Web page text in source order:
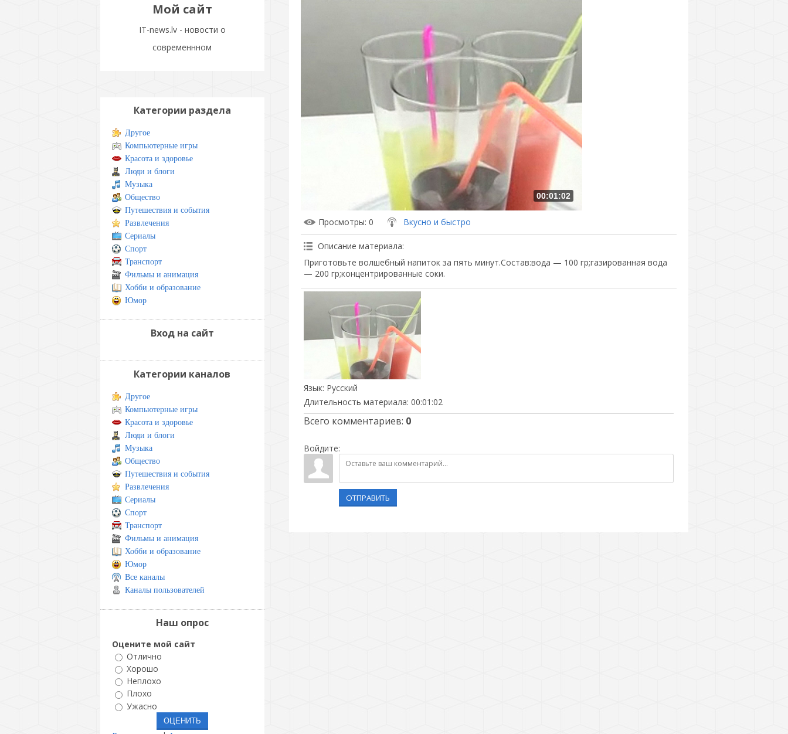
Мой сайт
IT-news.lv - новости о
современнном
00:01:02
Просмотры: 0 Вкусно и быстро
Описание материала:
Приготовьте волшебный напиток за пять минут.Состав:вода — 100 гр;газированная вода
— 200 гр;концентрированные соки.
Язык: Русский
Длительность материала: 00:01:02
Всего комментариев: 0
Войдите:
ОТПРАВИТЬ
Категории раздела
Другое
Компьютерные игры
Красота и здоровье
Люди и блоги
Музыка
Общество
Путешествия и события
Развлечения
Сериалы
Спорт
Транспорт
Фильмы и анимация
Хобби и образование
Юмор
Вход на сайт
Категории каналов
Другое
Компьютерные игры
Красота и здоровье
Люди и блоги
Музыка
Общество
Путешествия и события
Развлечения
Сериалы
Спорт
Транспорт
Фильмы и анимация
Хобби и образование
Юмор
Все каналы
Каналы пользователей
Наш опрос
Оцените мой сайт
Отлично
Хорошо
Неплохо
Плохо
Ужасно